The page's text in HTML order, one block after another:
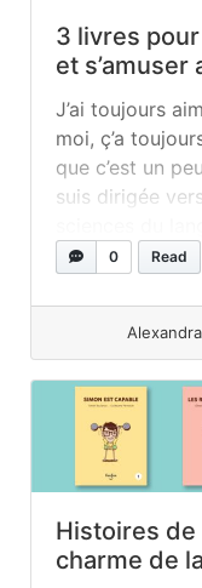
3 livres
et s’amuser
J’ai toujours
moi, ç’a
que c’est un
suis dirigée
outils à
0 Read
Histoires
charme de